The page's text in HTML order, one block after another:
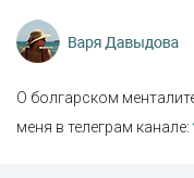
О болгарском
меня в телеграм канале: